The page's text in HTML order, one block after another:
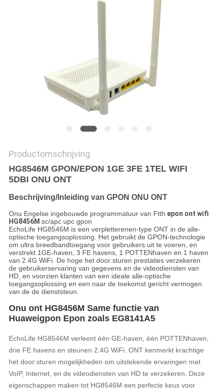
Productomschrijving
HG8546M GPON/EPON 1GE 3FE 1TEL WIFI
5DBI ONU ONT
Beschrijving/Inleiding van GPON ONU ONT
Onu Engelse ingebouwde programmatuur van Ftth epon ont wifi
HG8456M sc/apc upc gpon
EchoLife HG8546M is een verpletterenen-type ONT in de alle-
optische toegangsoplossing. Het gebruikt de GPON-technologie
om ultra breedbandtoegang voor gebruikers uit te voeren, en
verstrekt 1GE-haven, 3 FE havens, 1 POTTENhaven en 1 haven
van 2.4G WiFi. De hoge het door:sturen prestaties verzekeren
de gebruikerservaring van gegevens en de videodiensten van
HD, en voorzien klanten van een ideale alle-optische
toegangsoplossing en een naar de toekomst gericht vermogen
van de de dienststeun.
Onu ont HG8456M Same functie van
Huaweigpon Epon zoals EG8141A5
EchoLife HG8546M verleent één GE-haven, één POTTENhaven,
drie FE havens en steunen 2.4G WiFi. ONT kenmerkt krachtige
het door:sturen mogelijkheden om uitstekende ervaringen met
VoIP, Internet, en de videodiensten van HD te verzekeren. Deze
eigenschappen maken tot HG8546M een perfecte keus voor